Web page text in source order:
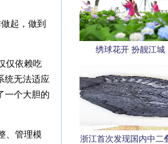
绣球花开 扮靓江城
浙江首次发现国内中二
起，做到
仅依赖吃
统无法适应
一个大胆的
、管理模